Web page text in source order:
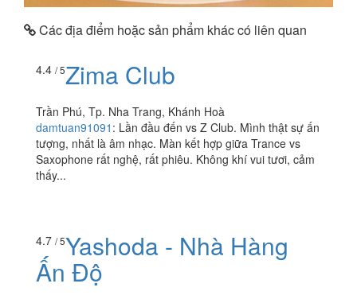
Các địa điểm hoặc sản phẩm khác có liên quan
4.4 / 5Zima Club
Trần Phú, Tp. Nha Trang, Khánh Hoà
damtuan91091 : Lần đầu đến vs Z Club. Mình thật sự ấn
tượng, nhất là âm nhạc. Màn kết hợp giữa Trance vs
Saxophone rất nghệ, rất phiêu. Không khí vui tươi, cảm
thấy...
4.7 / 5Yashoda - Nhà Hàng
Ấn Độ